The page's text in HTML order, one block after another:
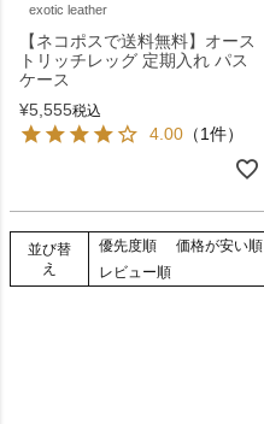
exotic leather
【ネコポスで送料無料】オース
トリッチレッグ 定期入れ パス
ケース
¥5,555税込
4.00 （1件）
並び替
え
優先度順 価格が安い順
レビュー順